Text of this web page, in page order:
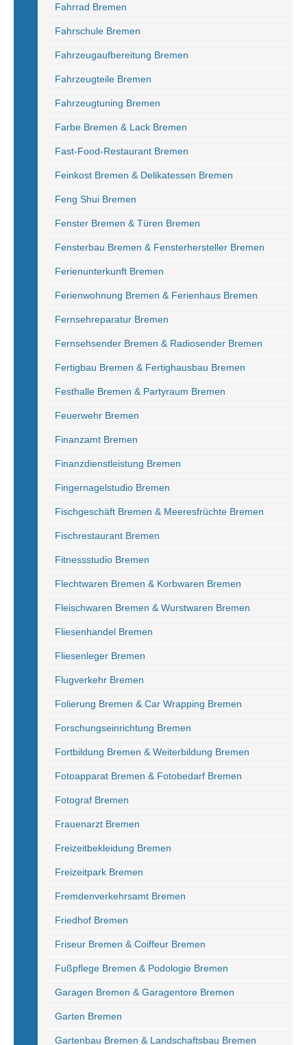
Fahrrad Bremen
Fahrschule Bremen
Fahrzeugaufbereitung Bremen
Fahrzeugteile Bremen
Fahrzeugtuning Bremen
Farbe Bremen & Lack Bremen
Fast-Food-Restaurant Bremen
Feinkost Bremen & Delikatessen Bremen
Feng Shui Bremen
Fenster Bremen & Türen Bremen
Fensterbau Bremen & Fensterhersteller Bremen
Ferienunterkunft Bremen
Ferienwohnung Bremen & Ferienhaus Bremen
Fernsehreparatur Bremen
Fernsehsender Bremen & Radiosender Bremen
Fertigbau Bremen & Fertighausbau Bremen
Festhalle Bremen & Partyraum Bremen
Feuerwehr Bremen
Finanzamt Bremen
Finanzdienstleistung Bremen
Fingernagelstudio Bremen
Fischgeschäft Bremen & Meeresfrüchte Bremen
Fischrestaurant Bremen
Fitnessstudio Bremen
Flechtwaren Bremen & Korbwaren Bremen
Fleischwaren Bremen & Wurstwaren Bremen
Fliesenhandel Bremen
Fliesenleger Bremen
Flugverkehr Bremen
Folierung Bremen & Car Wrapping Bremen
Forschungseinrichtung Bremen
Fortbildung Bremen & Weiterbildung Bremen
Fotoapparat Bremen & Fotobedarf Bremen
Fotograf Bremen
Frauenarzt Bremen
Freizeitbekleidung Bremen
Freizeitpark Bremen
Fremdenverkehrsamt Bremen
Friedhof Bremen
Friseur Bremen & Coiffeur Bremen
Fußpflege Bremen & Podologie Bremen
Garagen Bremen & Garagentore Bremen
Garten Bremen
Gartenbau Bremen & Landschaftsbau Bremen